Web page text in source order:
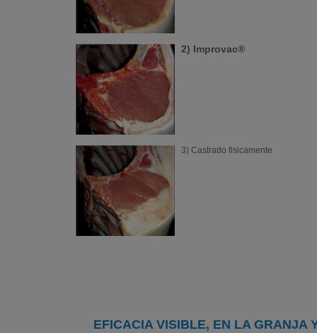
2) Improvac®
3) Castrado fisicamente
EFICACIA VISIBLE, EN LA GRANJA